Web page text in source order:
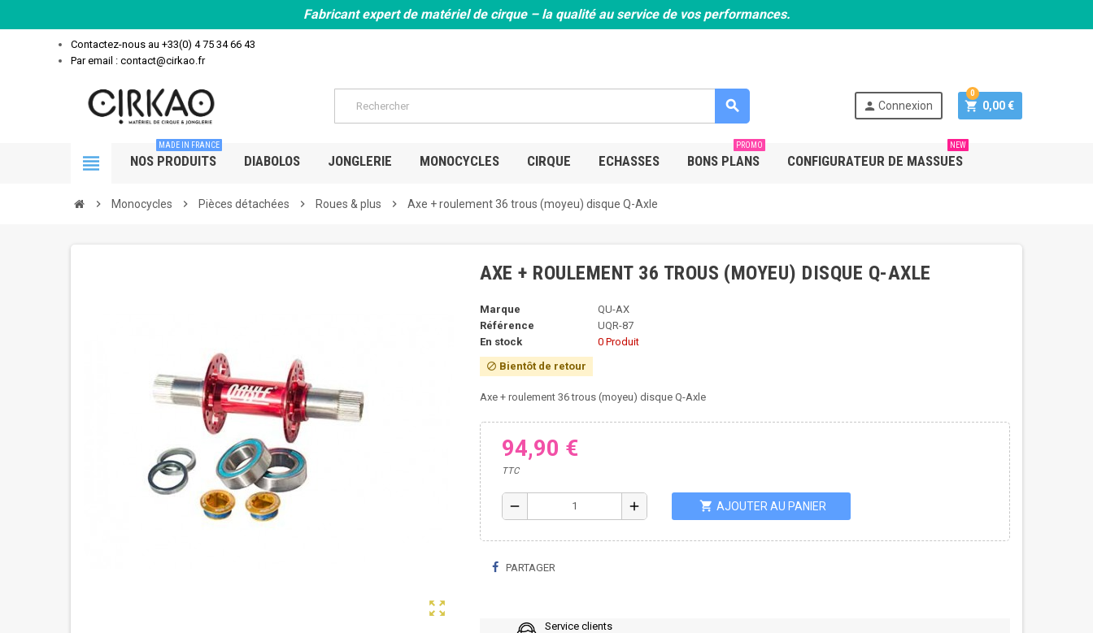
Fabricant expert de matériel de cirque – la qualité au service de vos performances.
Contactez-nous au +33(0) 4 75 34 66 43
Par email : contact@cirkao.fr
search person Connexion shopping_cart 0,00 €
0
view_headline NOS PRODUITS
MADE IN FRANCE
DIABOLOS JONGLERIE MONOCYCLES CIRQUE ECHASSES BONS PLANS
PROMO
CONFIGURATEUR DE MASSUES
NEW
chevron_right Monocycles chevron_right Pièces détachées chevron_right Roues & plus chevron_right Axe + roulement 36 trous (moyeu) disque Q-Axle
zoom_out_map
AXE + ROULEMENT 36 TROUS (MOYEU) DISQUE Q-AXLE
Marque
QU-AX
Référence
UQR-87
En stock
0 Produit
block Bientôt de retour
Axe + roulement 36 trous (moyeu) disque Q-Axle
94,90 €
TTC
remove add shopping_cart AJOUTER AU PANIER
PARTAGER
Service clients